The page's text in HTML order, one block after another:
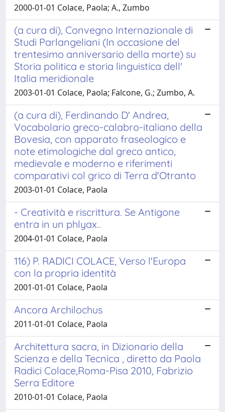
2000-01-01 Colace, Paola; A., Zumbo
(a cura di), Convegno Internazionale di
Studi Parlangeliani (In occasione del
trentesimo anniversario della morte) su
Storia politica e storia linguistica dell'
Italia meridionale
2003-01-01 Colace, Paola; Falcone, G.; Zumbo, A.
(a cura di), Ferdinando D' Andrea,
Vocabolario greco-calabro-italiano della
Bovesia, con apparato fraseologico e
note etimologiche dal greco antico,
medievale e moderno e riferimenti
comparativi col grico di Terra d'Otranto
2003-01-01 Colace, Paola
- Creatività e riscrittura. Se Antigone
entra in un phlyax..
2004-01-01 Colace, Paola
116) P. RADICI COLACE, Verso l'Europa
con la propria identità
2001-01-01 Colace, Paola
Ancora Archilochus
2011-01-01 Colace, Paola
Architettura sacra, in Dizionario della
Scienza e della Tecnica , diretto da Paola
Radici Colace,Roma-Pisa 2010, Fabrizio
Serra Editore
2010-01-01 Colace, Paola